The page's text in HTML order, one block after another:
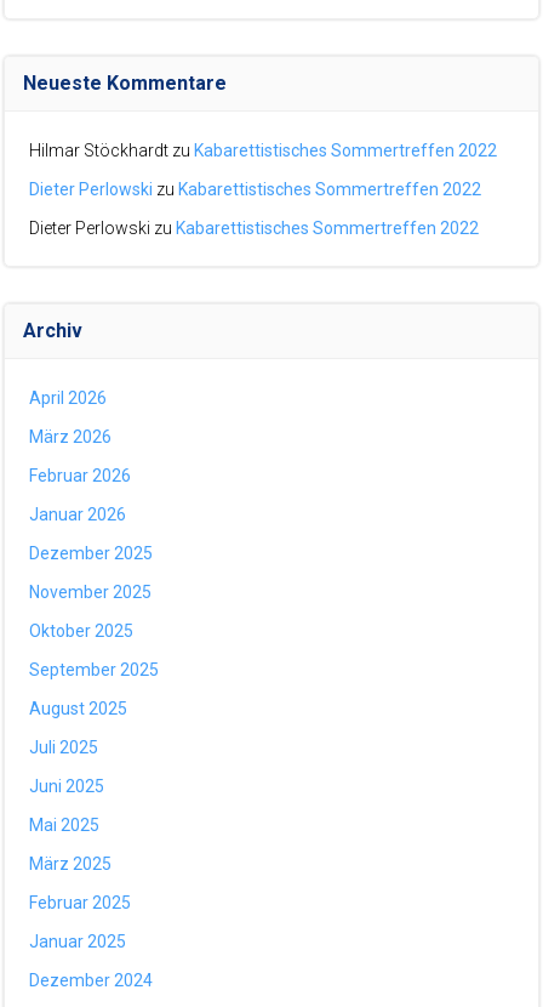
Neueste Kommentare
Hilmar Stöckhardt zu Kabarettistisches Sommertreffen 2022
Dieter Perlowski zu Kabarettistisches Sommertreffen 2022
Dieter Perlowski zu Kabarettistisches Sommertreffen 2022
Archiv
April 2026
März 2026
Februar 2026
Januar 2026
Dezember 2025
November 2025
Oktober 2025
September 2025
August 2025
Juli 2025
Juni 2025
Mai 2025
März 2025
Februar 2025
Januar 2025
Dezember 2024